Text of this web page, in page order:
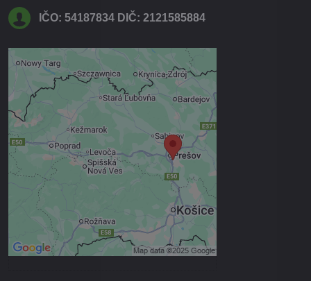
IČO: 54187834 DIČ: 2121585884
Externý obsah je blokovaný
Voľbami súkromia
Prajete si načítať externý obsah?
Povoliť tentokrát
Povoliť a zapamätať - súhlas s
druhom cookie: Funkčné
Otvoriť obsah v novom okne